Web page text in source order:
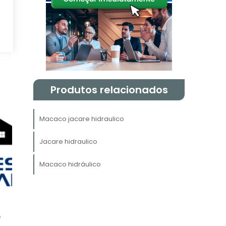
Produtos relacionados
Macaco jacare hidraulico
Jacare hidraulico
Macaco hidráulico